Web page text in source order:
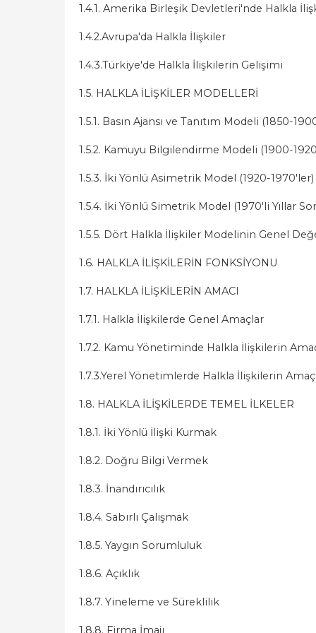
1.4.1. Amerika Birleşik Devletleri'nde Halkla
1.4.2.Avrupa'da Halkla İlişkiler
1.4.3.Türkiye'de Halkla İlişkilerin Gelişimi
1.5. HALKLA İLİŞKİLER MODELLERİ
1.5.1. Basın Ajansı ve Tanıtım Modeli (1850-
1.5.2. Kamuyu Bilgilendirme Modeli (1900-
1.5.3. İki Yönlü Asimetrik Model (1920-1970'ler)
1.5.4. İki Yönlü Simetrik Model (1970'li Yıllar
1.5.5. Dört Halkla İlişkiler Modelinin Genel
1.6. HALKLA İLİŞKİLERİN FONKSİYONU
1.7. HALKLA İLİŞKİLERİN AMACI
1.7.1. Halkla İlişkilerde Genel Amaçlar
1.7.2. Kamu Yönetiminde Halkla İlişkilerin
1.7.3.Yerel Yönetimlerde Halkla İlişkilerin
1.8. HALKLA İLİŞKİLERDE TEMEL İLKELER
1.8.1. İki Yönlü İlişki Kurmak
1.8.2. Doğru Bilgi Vermek
1.8.3. İnandırıcılık
1.8.4. Sabırlı Çalışmak
1.8.5. Yaygın Sorumluluk
1.8.6. Açıklık
1.8.7. Yineleme ve Süreklilik
1.8.8. Firma İmajı